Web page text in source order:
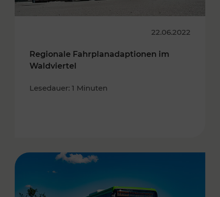
22.06.2022
Regionale Fahrplanadaptionen im
Waldviertel
Lesedauer: 1 Minuten